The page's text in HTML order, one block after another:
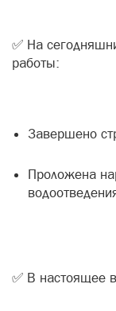
✅ На
работы:
Завершено
Проложена
✅ В настоящее